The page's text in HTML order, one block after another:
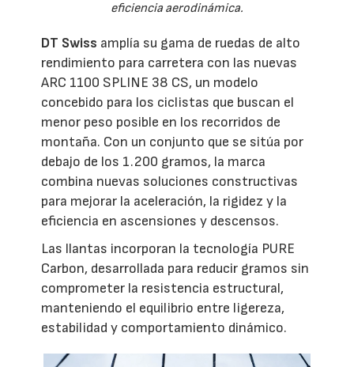
eficiencia aerodinámica.
DT Swiss amplía su gama de ruedas de alto
rendimiento para carretera con las nuevas
ARC 1100 SPLINE 38 CS, un modelo
concebido para los ciclistas que buscan el
menor peso posible en los recorridos de
montaña. Con un conjunto que se sitúa por
debajo de los 1.200 gramos, la marca
combina nuevas soluciones constructivas
para mejorar la aceleración, la rigidez y la
eficiencia en ascensiones y descensos.
Las llantas incorporan la tecnología PURE
Carbon, desarrollada para reducir gramos sin
comprometer la resistencia estructural,
manteniendo el equilibrio entre ligereza,
estabilidad y comportamiento dinámico.